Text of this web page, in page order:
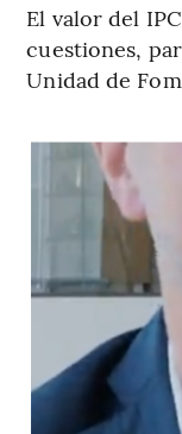
El valor del
cuestiones,
Unidad de